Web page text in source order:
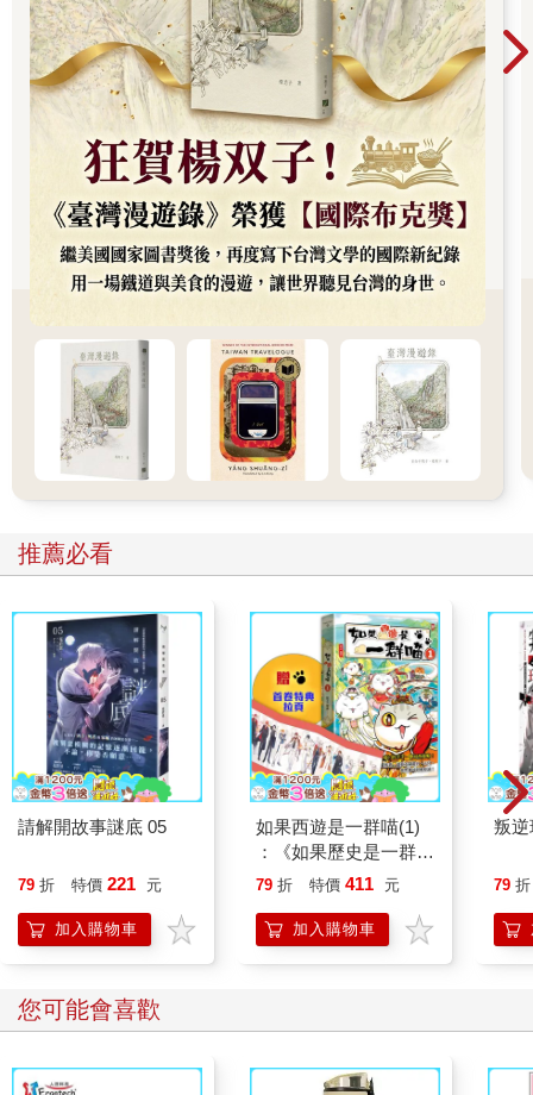
這麼說起來，這對主僕檔一起廝混了一輩子。
我拿了幾本有插圖的週刊，點了咖啡來喝，接著穿越房間，走向
俱樂部最舒適的那兩張並排椅子，準備閒散消磨一個鐘頭左右，
再回自己的公寓。幾分鐘後，我身邊傳來腳步聲。哈爾德彎下修
長的身軀坐進另一張椅子，一個男孩主動為他送上咖啡和白蘭
不久，他輕聲開口，「在這個國家連一杯像樣的咖啡都喝不到，
實在是太奇怪了。就連這種俱樂部也泡不出好咖啡。」
我放下報紙。假如這位老先生想和我聊聊，我沒什麼意見。這一
整天我都在那間舊式辦公室工作，雙眼盯著報告、撰寫交接紀
錄。能摘下眼鏡休息一會兒感覺還不錯，我已經非常累了。
我摸索著口袋裡的眼鏡盒，「我有次聽一個賣咖啡的傢伙說，在
我們這種氣候，磨好的咖啡粉保存不了。可能是溼度之類的關
係。」
「磨好的咖啡粉不管在什麼氣候都會壞掉，」他的語氣相當篤
定，「直接買磨好的咖啡粉當然泡不出好咖啡。應該要買豆子，
要煮的時候再磨。但他們才不會這樣做呢。」
他又繼續談了一會兒諸如咖啡、菊苣咖啡之類的事。接著，話題
自然而然轉向白蘭地。他很讚賞俱樂部的白蘭地，「我曾經擁有
一家酒廠的股份。」他說，「很多年以前，在艾希特市。但上次
我猜他大概是這間俱樂部的美酒委員會成員。我說，「經營那種
「噢，那當然。」他興致盎然地說，「好酒是一門有趣至極的學
問——有趣至極，這我可以保證。」
在這個挑高深長的房間裡，基本上只有我們兩人。我們放鬆地窩
在並排的椅中靜靜說著話，每一句話之間都停頓良久。在疲累的
時候，這種淺嚐輕啜的對話是一種享受，就像品味陳年白蘭地。
我說，「我小時候常常去艾希特市。」老先生說，「我對艾希特
市非常熟，在那裡住了四十年。」
「我叔叔在那附近一個叫史塔克羅斯的村莊有間房子。」然後我
說出叔叔的名字。
他微笑，「我替他代理過，我們是很好的朋友，但那是很久以前
的事了。」
「替他代理過？」
「我的事務所替他代理過。我是弗爾傑姆斯與哈爾德律師事務所
的合夥人。」他追憶著往事，說了許多叔叔、家人的事情，還有
兩個字從我嘴裡溜出，讓他能繼續講下去。透過他沉靜的嗓音，
我看見的是一段永不復返的時光，是我印象中的童年光景。
運，能夠有人聊聊戰爭以外的事。大多數男人的心思都縈繞在這
推薦必看
請解開故事謎底 05
79 折 特價 221 元
加入購物車
如果西遊是一群喵(1)
：《如果歷史是一群
喵》作者最新力作，附
79 折 特價 411 元
加入購物車
叛逆
79 折
您可能會喜歡